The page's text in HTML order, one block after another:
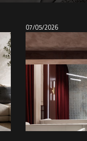
07/05/2026